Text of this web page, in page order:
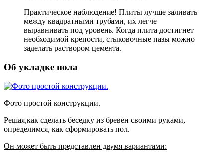
Практическое наблюдение! Плиты лучше заливать
между квадратными трубами, их легче
выравнивать под уровень. Когда плита достигнет
необходимой крепости, стыковочные пазы можно
заделать раствором цемента.
Об укладке пола
Фото простой конструкции.
Решая,как сделать беседку из бревен своими руками,
определимся, как сформировать пол.
Он может быть представлен двумя вариантами: